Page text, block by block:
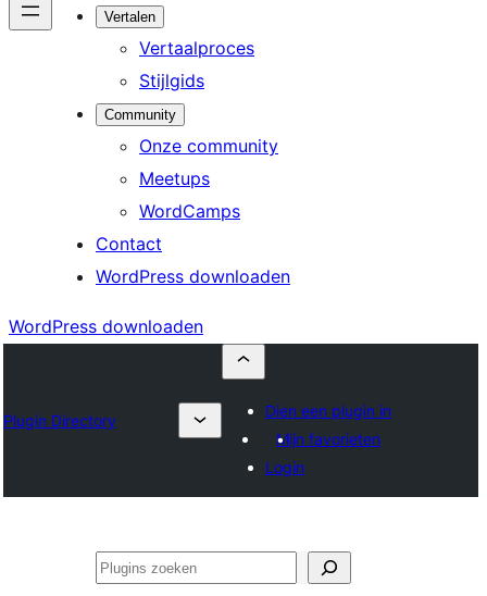
Vertalen
Vertaalproces
Stijlgids
Community
Onze community
Meetups
WordCamps
Contact
WordPress downloaden
WordPress downloaden
Plugin Directory
Dien een plugin in
Mijn favorieten
Login
Zoeken